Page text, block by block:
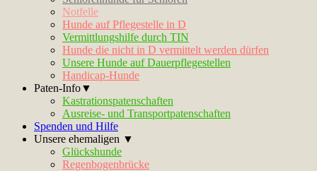
Notfelle
Hunde auf Pflegestelle in D
Vermittlungshilfe durch TIN
Hunde die nicht in D vermittelt werden dürfen
Unsere Hunde auf Dauerpflegestellen
Handicap-Hunde
Paten-Info▼
Kastrationspatenschaften
Ausreise- und Transportpatenschaften
Spenden und Hilfe
Unsere ehemaligen ▼
Glückshunde
Regenbogenbrücke